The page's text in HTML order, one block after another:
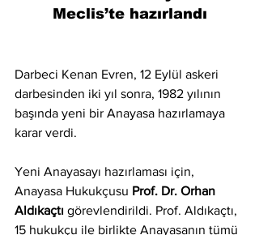
Meclis’te hazırlandı
Darbeci Kenan Evren, 12 Eylül askeri
darbesinden iki yıl sonra, 1982 yılının
başında yeni bir Anayasa hazırlamaya
karar verdi.
Yeni Anayasayı hazırlaması için,
Anayasa Hukukçusu Prof. Dr. Orhan
Aldıkaçtı görevlendirildi. Prof. Aldıkaçtı,
15 hukukçu ile birlikte Anayasanın tümü